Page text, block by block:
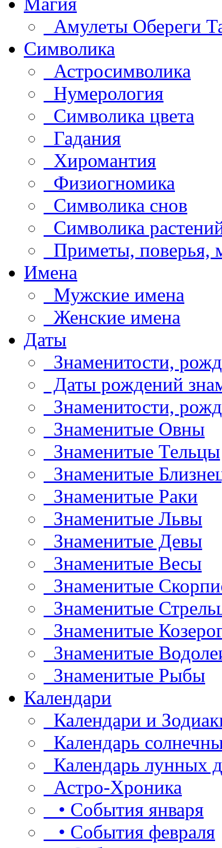
Амулеты Обереги
Символика
Астросимволика
Нумерология
Символика цвета
Гадания
Хиромантия
Физиогномика
Символика снов
Символика
Приметы, поверья,
Имена
Мужские имена
Женские имена
Даты
Знаменитости,
Даты рождений
Знаменитости,
Знаменитые Овны
Знаменитые Тельцы
Знаменитые
Знаменитые Раки
Знаменитые Львы
Знаменитые Девы
Знаменитые Весы
Знаменитые
Знаменитые
Знаменитые
Знаменитые
Знаменитые Рыбы
Календари
Календари и
Календарь
Календарь лунных
Астро-Хроника
• События января
• События февраля